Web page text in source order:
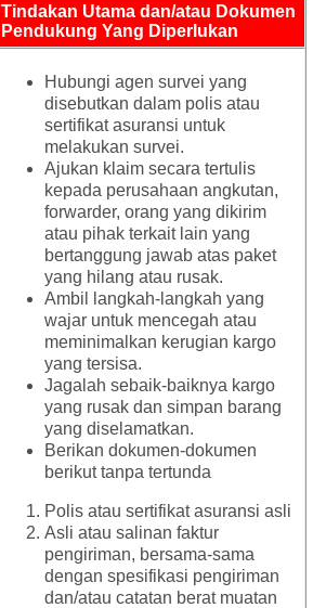
Tindakan Utama dan/atau Dokumen
Pendukung Yang Diperlukan
Hubungi agen survei yang
disebutkan dalam polis atau
sertifikat asuransi untuk
melakukan survei.
Ajukan klaim secara tertulis
kepada perusahaan angkutan,
forwarder, orang yang dikirim
atau pihak terkait lain yang
bertanggung jawab atas paket
yang hilang atau rusak.
Ambil langkah-langkah yang
wajar untuk mencegah atau
meminimalkan kerugian kargo
yang tersisa.
Jagalah sebaik-baiknya kargo
yang rusak dan simpan barang
yang diselamatkan.
Berikan dokumen-dokumen
berikut tanpa tertunda
Polis atau sertifikat asuransi asli
Asli atau salinan faktur
pengiriman, bersama-sama
dengan spesifikasi pengiriman
dan/atau catatan berat muatan